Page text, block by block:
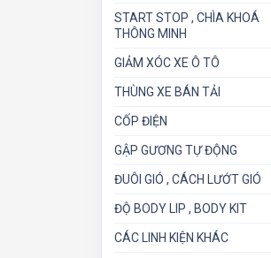
START STOP , CHÌA KHOÁ
THÔNG MINH
GIẢM XÓC XE Ô TÔ
THÙNG XE BÁN TẢI
CỐP ĐIỆN
GẬP GƯƠNG TỰ ĐỘNG
ĐUÔI GIÓ , CÁCH LƯỚT GIÓ
ĐỘ BODY LIP , BODY KIT
CÁC LINH KIỆN KHÁC